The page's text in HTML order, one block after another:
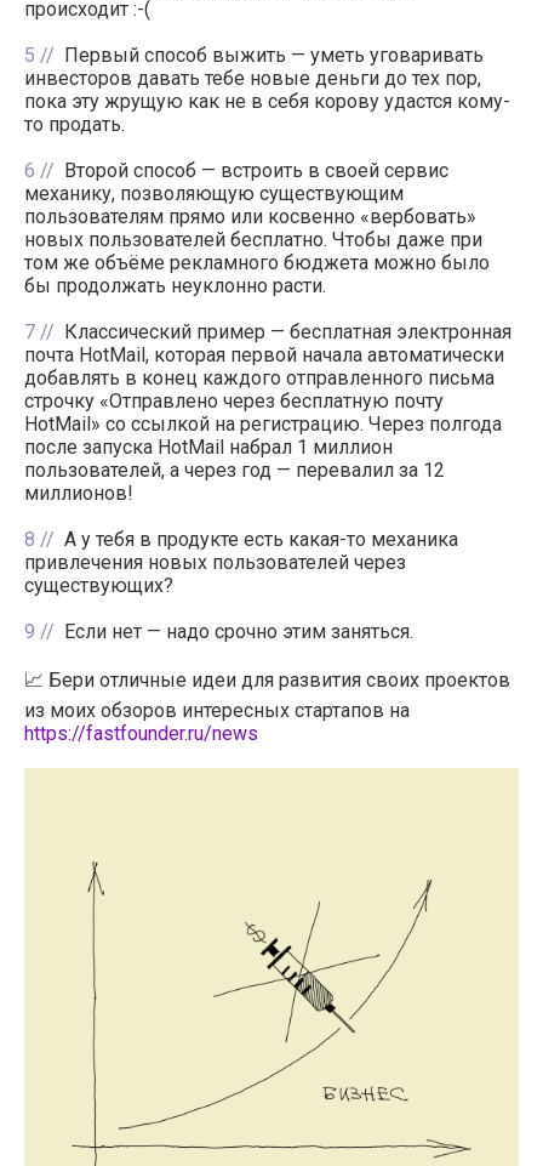
происходит :-(
5
Первый способ выжить — уметь уговаривать
инвесторов давать тебе новые деньги до тех пор,
пока эту жрущую как не в себя корову удастся кому-
то продать.
6
Второй способ — встроить в своей сервис
механику, позволяющую существующим
пользователям прямо или косвенно «вербовать»
новых пользователей бесплатно. Чтобы даже при
том же объёме рекламного бюджета можно было
бы продолжать неуклонно расти.
7
Классический пример — бесплатная электронная
почта HotMail, которая первой начала автоматически
добавлять в конец каждого отправленного письма
строчку «Отправлено через бесплатную почту
HotMail» со ссылкой на регистрацию. Через полгода
после запуска HotMail набрал 1 миллион
пользователей, а через год — перевалил за 12
миллионов!
8
А у тебя в продукте есть какая-то механика
привлечения новых пользователей через
существующих?
9
Если нет — надо срочно этим заняться.
📈 Бери отличные идеи для развития своих проектов
из моих обзоров интересных стартапов на
https://fastfounder.ru/news